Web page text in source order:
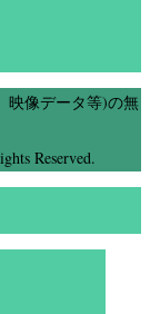
映像データ等)の無
Reserved.